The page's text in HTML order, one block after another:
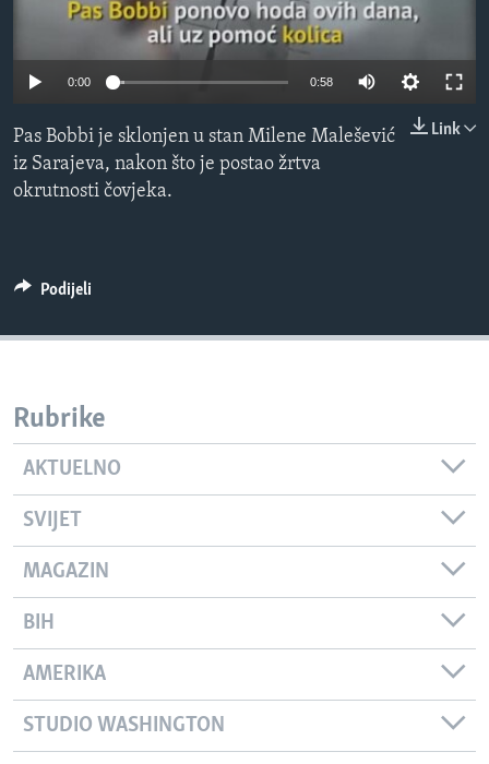
MAGAZIN
O GLASU AMERIKE
PRATITE NAS
Jezici
0:00 0:58
Link
Pas Bobbi je sklonjen u stan Milene Malešević
iz Sarajeva, nakon što je postao žrtva
okrutnosti čovjeka.
Podijeli
Rubrike
AKTUELNO
SVIJET
MAGAZIN
BIH
AMERIKA
STUDIO WASHINGTON